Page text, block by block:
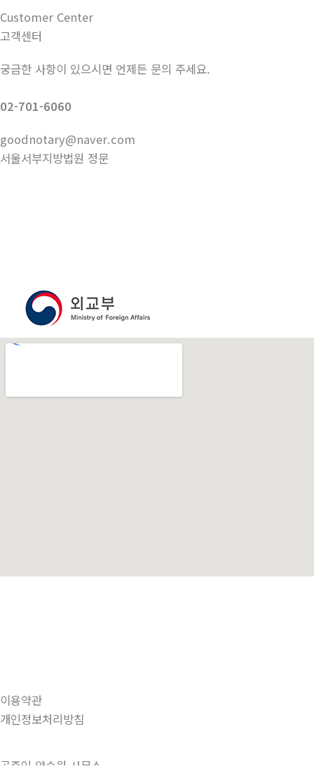
Customer Center
고객센터
궁금한 사항이 있으시면 언제든 문의 주세요.
02-701-6060
goodnotary@naver.com
서울서부지방법원 정문
이용약관
개인정보처리방침
공증인 양승원 사무소